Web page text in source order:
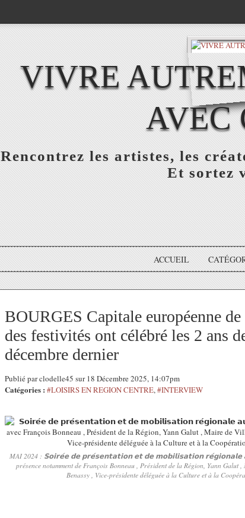
VIVRE
AVEC
Rencontrez les artistes, les
Et sortez
ACCUEIL
BOURGES Capitale européenne
des festivités ont célébré les 2 ans
décembre dernier
Publié par clodelle45 sur 18 Décembre 2025, 14:07pm
Catégories : #LOISIRS EN REGION CENTRE,#INTERVIEW
MAI 2024 : 𝗦𝗼𝗶𝗿𝗲́𝗲 𝗱𝗲 𝗽𝗿𝗲́𝘀𝗲𝗻𝘁𝗮𝘁𝗶𝗼𝗻 𝗲𝘁 𝗱𝗲 𝗺𝗼𝗯𝗶𝗹𝗶𝘀𝗮𝘁𝗶𝗼𝗻 𝗿𝗲́𝗴𝗶𝗼𝗻𝗮𝗹𝗲
présence notamment de François Bonneau , Président de la Région, Yann Galut
Benassy , Vice-présidente déléguée à la Culture et à la